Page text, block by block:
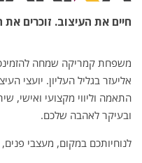
חיים את העיצוב. זוכרים את
משפחת קמריקה שמחה
אליעזר בגליל העליון. יועצי
התאמה וליווי מקצועי ואישי,
ובעיקר לאהבה שלכם.
לנוחיותכם במקום, מעצבי